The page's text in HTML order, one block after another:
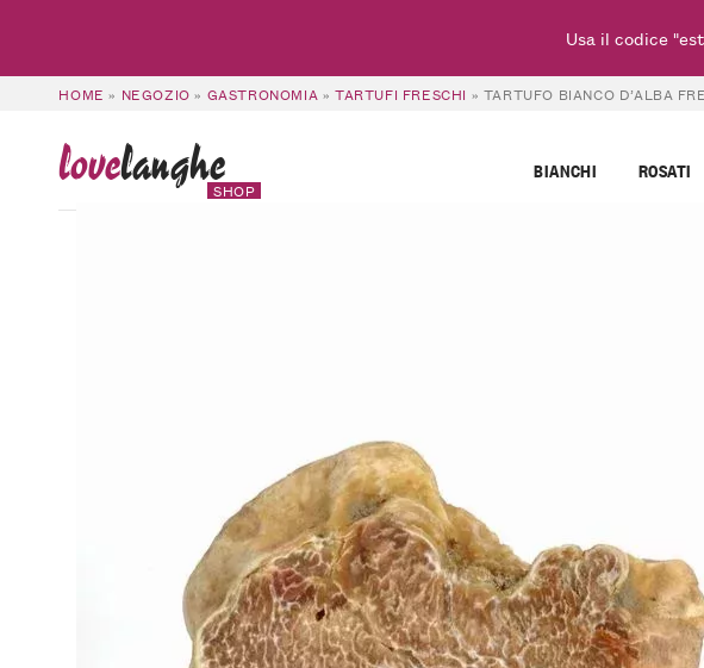
HOME » NEGOZIO » GASTRONOMIA » TARTUFI FRESCHI » TARTUFO BIANCO D’ALBA
lovelanghe
SHOP
BIANCHI ROSATI
Usa il codice